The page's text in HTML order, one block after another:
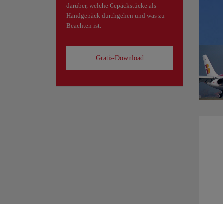
darüber, welche Gepäckstücke als
Handgepäck durchgehen und was zu
Beachten ist.
Gratis-Download